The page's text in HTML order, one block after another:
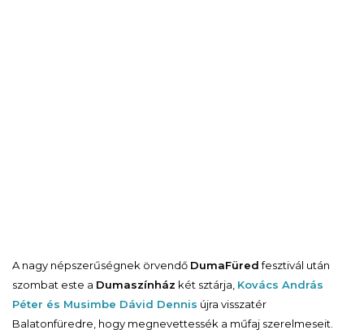
A nagy népszerűségnek örvendő DumaFüredfesztivál után
szombat este a Dumaszínház két sztárja, Kovács András
Péter és Musimbe Dávid Dennis újra visszatér
Balatonfüredre, hogy megnevettessék a műfaj szerelmeseit.